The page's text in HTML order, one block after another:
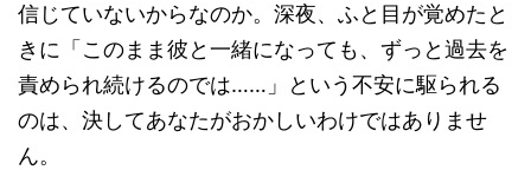
信じていないからなのか。深夜、ふと目が覚めたと
きに「このまま彼と一緒になっても、ずっと過去を
責められ続けるのでは……」という不安に駆られる
のは、決してあなたがおかしいわけではありませ
ん。